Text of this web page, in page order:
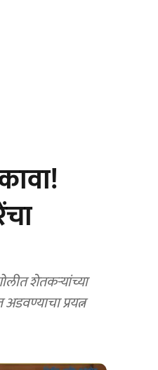
शेतकऱ्यांच्या
प्रयत्न